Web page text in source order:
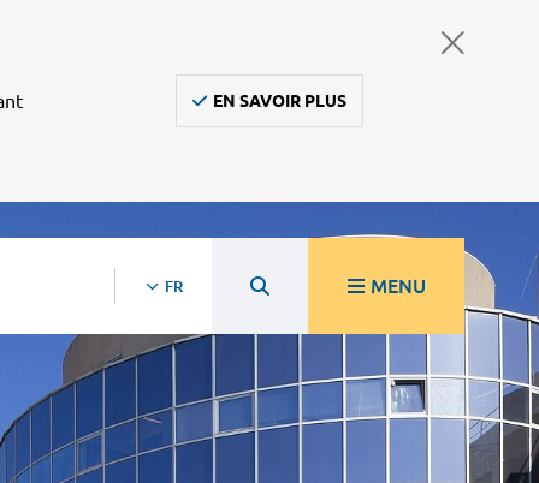
EN SAVOIR PLUS
FR MENU